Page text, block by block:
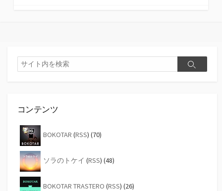
検
索
検
コンテンツ
BOKOTAR (RSS) (70)
ソラのトケイ (RSS) (48)
BOKOTAR TRASTERO (RSS) (26)